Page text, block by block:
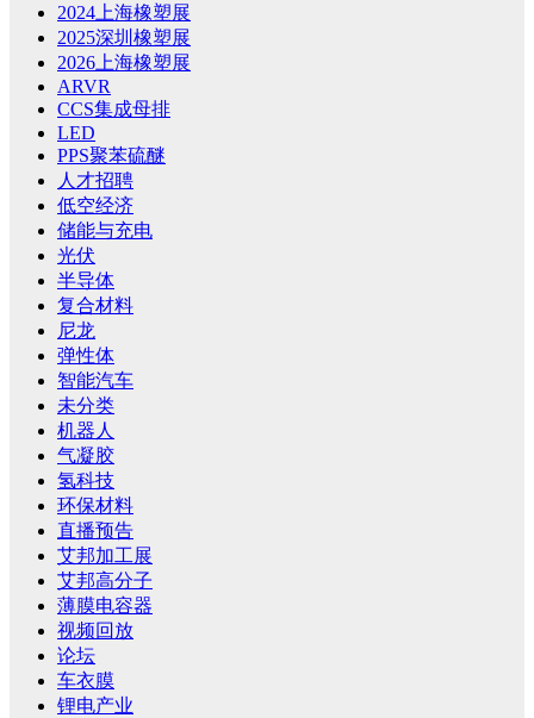
2024上海橡塑展
2025深圳橡塑展
2026上海橡塑展
ARVR
CCS集成母排
LED
PPS聚苯硫醚
人才招聘
低空经济
储能与充电
光伏
半导体
复合材料
尼龙
弹性体
智能汽车
未分类
机器人
气凝胶
氢科技
环保材料
直播预告
艾邦加工展
艾邦高分子
薄膜电容器
视频回放
论坛
车衣膜
锂电产业